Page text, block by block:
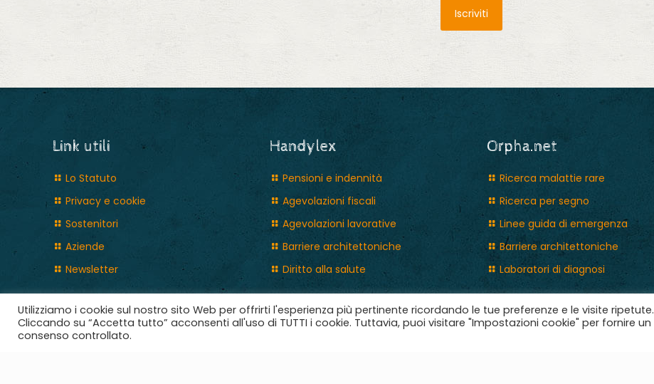
Link utili
Lo Statuto
Privacy e cookie
Sostenitori
Aziende
Newsletter
Handylex
Pensioni e indennità
Agevolazioni fiscali
Agevolazioni lavorative
Barriere architettoniche
Diritto alla salute
Orpha.net
Ricerca malattie rare
Ricerca per segno
Linee guida di emergenza
Barriere architettoniche
Laboratori di diagnosi
Utilizziamo i cookie sul nostro sito Web per offrirti l'esperienza più pertinente ricordando le tue preferenze e le visite ripetute.
Cliccando su “Accetta tutto” acconsenti all'uso di TUTTI i cookie. Tuttavia, puoi visitare "Impostazioni cookie" per fornire un
consenso controllato.